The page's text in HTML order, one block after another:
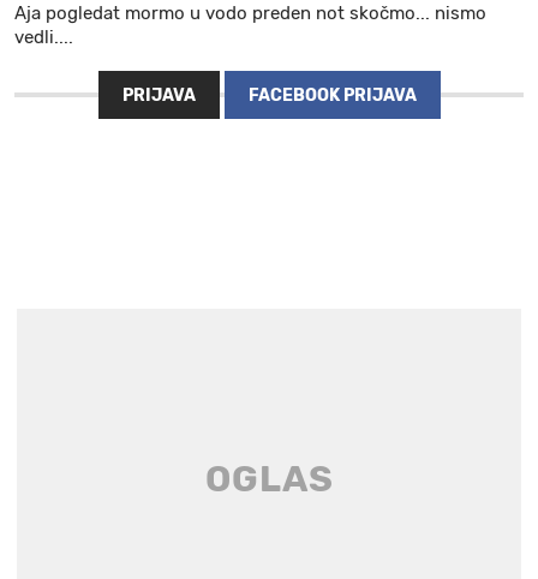
Aja pogledat mormo u vodo preden not skočmo... nismo
vedli....
PRIJAVA FACEBOOK PRIJAVA